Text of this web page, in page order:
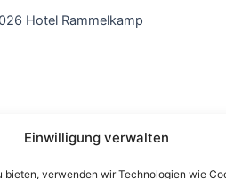
Einwilligung verwalten
bieten, verwenden wir Technologien wie
Hotel Rammelkamp